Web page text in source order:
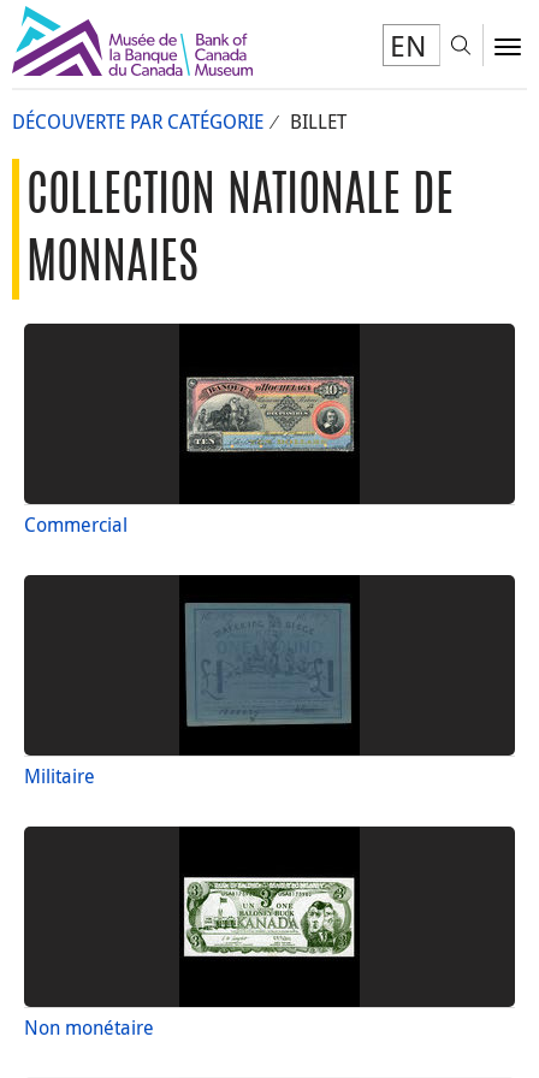
EN
DÉCOUVERTE PAR CATÉGORIE BILLET
COLLECTION NATIONALE DE
MONNAIES
Commercial
Militaire
Non monétaire